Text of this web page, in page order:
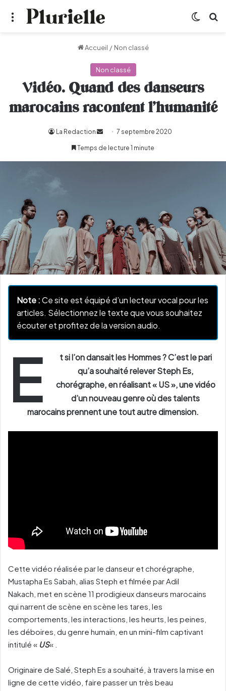
Menu
Accueil / Non classé
Non classé
Vidéo. Quand des danseurs
marocains racontent l’humanité
La Redaction
Envoyer
un
7 septembre 2020
Temps de lecture 1 minute
Note :Ce site est équipé d’un lecteur vocal pour les
articles. Sélectionnez le texte que vous souhaitez
écouter et profitez de la version audio.
E
t si l’on dansait les Hommes ? C’est le pari
qu’a souhaité relever Steph Es,
chorégraphe, en réalisant « US », une vidéo
d’un nouveau genre où des talents
marocains prennent une tout autre dimension.
Cette vidéo réalisée par le danseur et chorégraphe,
Mustapha Es Sabah, alias Steph et filmée par Adil
Nakach, met en scène 11 prodigieux danseurs marocains
qui narrent de scène en scène les tares, les
comportements, les interactions, les heurts, les peines,
les déboires, du genre humain, en un mini-film captivant
intitulé « US« .
Originaire de Salé, Steph Es a souhaité, à travers la mise en
ligne de cette vidéo, faire passer un très beau